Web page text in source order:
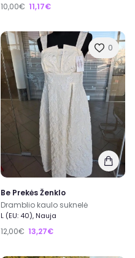
10,00€ 11,17€
0
Be Prekės Ženklo
Dramblio kaulo suknelė
L (EU: 40), Nauja
12,00€ 13,27€